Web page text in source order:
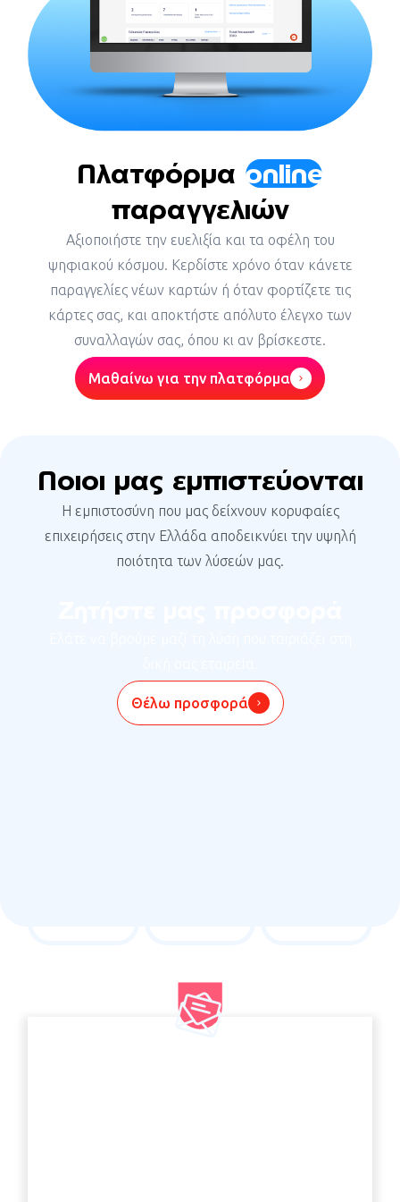
Πλατφόρμα online
παραγγελιών
Αξιοποιήστε την ευελιξία και τα οφέλη του
ψηφιακού κόσμου. Κερδίστε χρόνο όταν κάνετε
παραγγελίες νέων καρτών ή όταν φορτίζετε τις
κάρτες σας, και αποκτήστε απόλυτο έλεγχο των
συναλλαγών σας, όπου κι αν βρίσκεστε.
Μαθαίνω για την πλατφόρμα
Ποιοι μας εμπιστεύονται
Η εμπιστοσύνη που μας δείχνουν κορυφαίες
επιχειρήσεις στην Ελλάδα αποδεικνύει την υψηλή
ποιότητα των λύσεών μας.
Θέλω προσφορά